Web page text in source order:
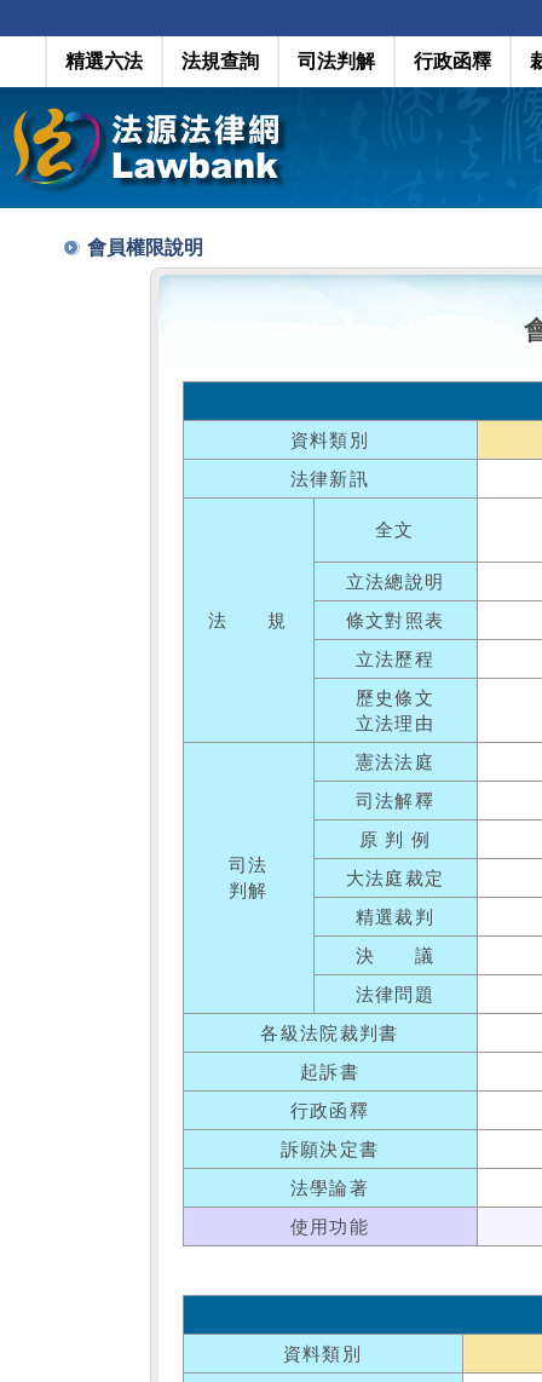
精選六法 法規查詢 司法判解 行政函釋
會員權限說明
資料類別
法律新訊
法 規
全文
立法總說明
條文對照表
立法歷程
歷史條文
立法理由
司法
判解
憲法法庭
司法解釋
原 判 例
大法庭裁定
精選裁判
決 議
法律問題
各級法院裁判書
起訴書
行政函釋
訴願決定書
法學論著
使用功能
資料類別